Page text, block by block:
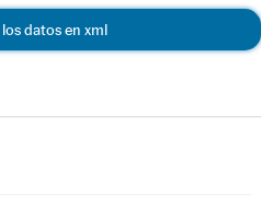
datos en xml